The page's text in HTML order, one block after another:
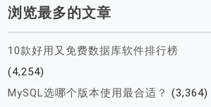
浏览最多的文章
10款好用又免费数据库软件排行榜
(4,254)
MySQL选哪个版本使用最合适？ (3,364)